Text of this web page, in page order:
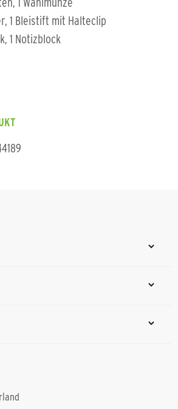
1 Bleistift mit Halteclip
1 Notizblock